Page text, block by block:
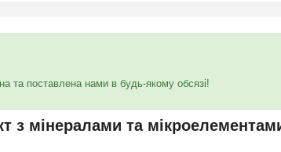
та поставлена нами в будь-якому обсязі!
з мінералами та